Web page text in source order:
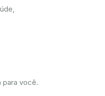
para você.